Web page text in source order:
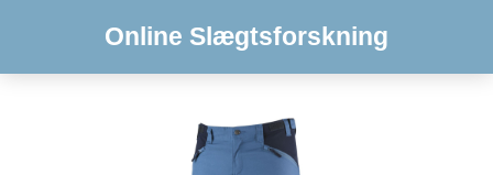
Online Slægtsforskning